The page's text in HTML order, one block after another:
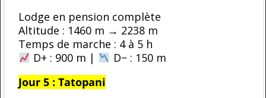
Lodge en pension complète
Altitude : 1460 m → 2238 m
Temps de marche : 4 à 5 h
D+ : 900 m |
D− : 150 m
Jour 5 : Tatopani